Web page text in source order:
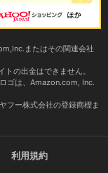
またはその関連会社
の出金はできません。
ゴは、Amazon.com, Inc.
フー株式会社の登録商標ま
利用規約